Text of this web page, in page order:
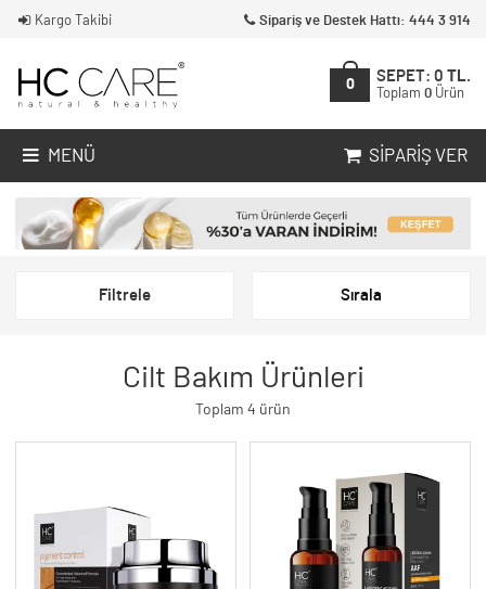
Kargo Takibi Sipariş ve Destek Hattı: 444 3 914
0
SEPET: 0 TL.
Toplam 0 Ürün
MENÜ SIPARIŞ VER
Filtrele Sırala
Cilt Bakım Ürünleri
Toplam 4 ürün